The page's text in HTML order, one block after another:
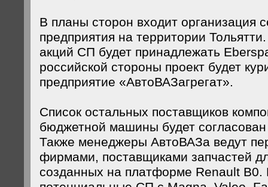
В планы сторон входит организация
предприятия на территории
акций СП будет принадлежать
российской стороны проект будет
предприятие «АвтоВАЗагрегат».
Список остальных поставщиков
бюджетной машины будет
Также менеджеры АвтоВАЗа ведут
фирмами, поставщиками запчастей
созданных на платформе Renault B0.